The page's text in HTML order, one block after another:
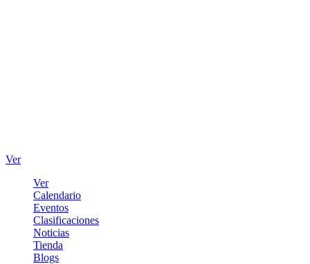
Ver
Ver
Calendario
Eventos
Clasificaciones
Noticias
Tienda
Blogs